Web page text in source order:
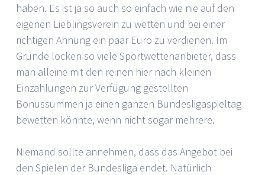
haben. Es ist ja so auch so einfach wie nie auf den
eigenen Lieblingsverein zu wetten und bei einer
richtigen Ahnung ein paar Euro zu verdienen. Im
Grunde locken so viele Sportwettenanbieter, dass
man alleine mit den reinen hier nach kleinen
Einzahlungen zur Verfügung gestellten
Bonussummen ja einen ganzen Bundesligaspieltag
bewetten könnte, wenn nicht sogar mehrere.
Niemand sollte annehmen, dass das Angebot bei
den Spielen der Bundesliga endet. Natürlich